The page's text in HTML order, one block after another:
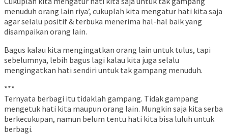
menuduh orang lain riya’, cukuplah kita mengatur hati kita saja
agar selalu positif & terbuka menerima hal-hal baik yang
disampaikan orang lain.
Bagus kalau kita mengingatkan orang lain untuk tulus, tapi
sebelumnya, lebih bagus lagi kalau kita juga selalu
mengingatkan hati sendiri untuk tak gampang menuduh.
***
Ternyata berbagi itu tidaklah gampang. Tidak gampang
mengetuk hati kita maupun orang lain. Mungkin saja kita serba
berkecukupan, namun belum tentu hati kita bisa luluh untuk
berbagi.